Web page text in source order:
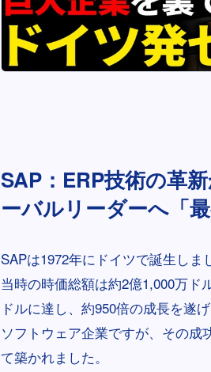
SAP：ERP技術の革
ーバルリーダーへ「
SAPは1972年にドイツで誕生しま
当時の時価総額は約2億1,000万ド
ドルに達し、約950倍の成長を遂
ソフトウェア企業ですが、その成
て築かれました。